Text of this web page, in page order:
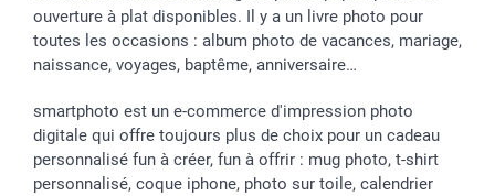
ouverture à plat disponibles. Il y a un livre photo pour
toutes les occasions : album photo de vacances, mariage,
naissance, voyages, baptême, anniversaire…
smartphoto est un e-commerce d'impression photo
digitale qui offre toujours plus de choix pour un cadeau
personnalisé fun à créer, fun à offrir : mug photo, t-shirt
personnalisé, coque iphone, photo sur toile, calendrier